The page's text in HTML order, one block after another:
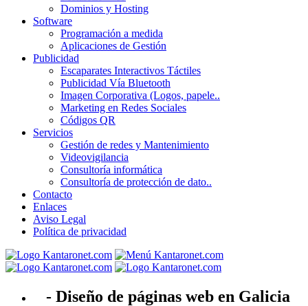
Dominios y Hosting
Software
Programación a medida
Aplicaciones de Gestión
Publicidad
Escaparates Interactivos Táctiles
Publicidad Vía Bluetooth
Imagen Corporativa (Logos, papele..
Marketing en Redes Sociales
Códigos QR
Servicios
Gestión de redes y Mantenimiento
Videovigilancia
Consultoría informática
Consultoría de protección de dato..
Contacto
Enlaces
Aviso Legal
Política de privacidad
- Diseño de páginas web en Galicia